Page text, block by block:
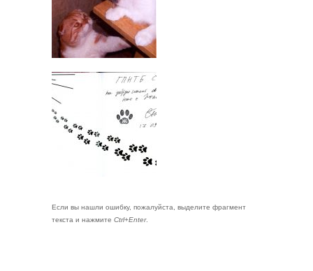
Если вы нашли ошибку, пожалуйста, выделите фрагмент
текста и нажмите Ctrl+Enter.